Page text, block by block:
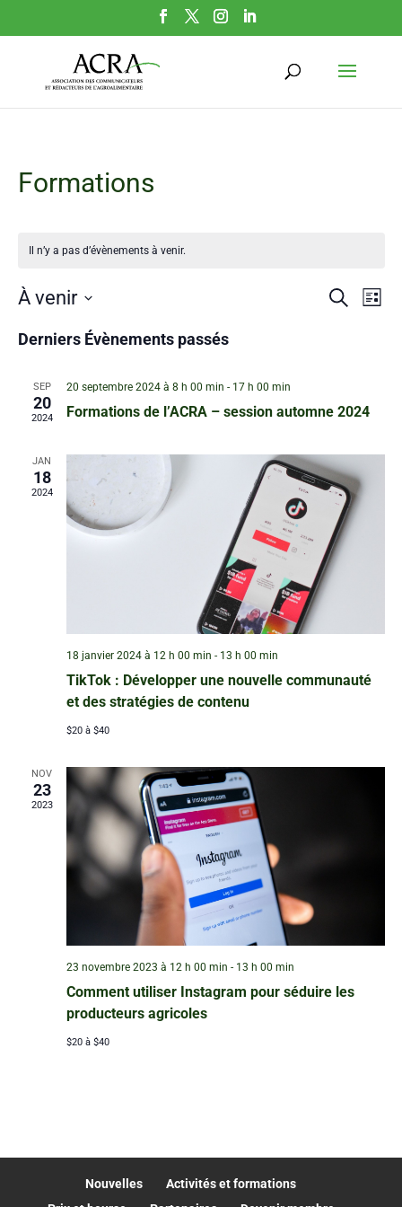
Formations
Il n’y a pas d’évènements à venir.
de
Recherche
Liste
À venir
une
Derniers Évènements passés
SEP
20
2024
20 septembre 2024 à 8 h 00 min - 17 h 00 min
Formations de l’ACRA – session automne 2024
JAN
18
2024
18 janvier 2024 à 12 h 00 min - 13 h 00 min
TikTok : Développer une nouvelle communauté
et des stratégies de contenu
$20 à $40
NOV
23
2023
23 novembre 2023 à 12 h 00 min - 13 h 00 min
Comment utiliser Instagram pour séduire les
producteurs agricoles
$20 à $40
Nouvelles
Activités et formations